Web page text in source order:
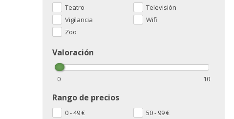
Teatro
Televisión
Vigilancia
Wifi
Zoo
Valoración
0 10
Rango de precios
0 - 49€ 50 - 99€